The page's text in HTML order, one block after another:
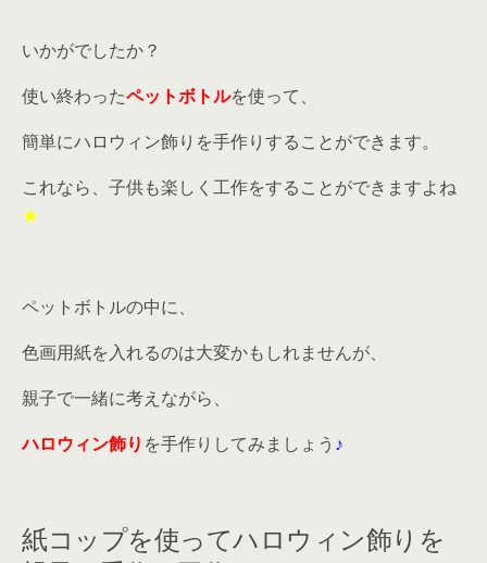
いかがでしたか？
使い終わったペットボトルを使って、
簡単にハロウィン飾りを手作りすることができます。
これなら、子供も楽しく工作をすることができますよね
★
ペットボトルの中に、
色画用紙を入れるのは大変かもしれませんが、
親子で一緒に考えながら、
ハロウィン飾り を手作りしてみましょう ♪
紙コップを使ってハロウィン飾りを